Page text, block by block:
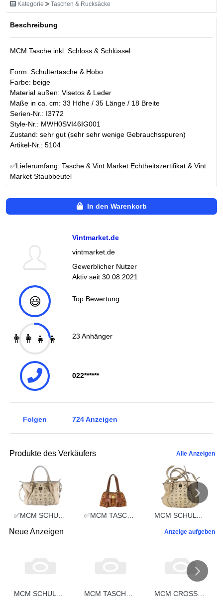
Kategorie Taschen & Rucksäcke
Beschreibung
MCM Tasche inkl. Schloss & Schlüssel
Form: Schultertasche & Hobo
Farbe: beige
Material außen: Visetos & Leder
Maße in ca. cm: 33 Höhe / 35 Länge / 18 Breite
Serien-Nr.: I3772
Style-Nr.: MWH0SVI46IG001
Zustand: sehr gut (sehr sehr wenige Gebrauchsspuren)
Artikel-Nr.: 5104
✅Lieferumfang: Tasche & Vint Market Echtheitszertifikat & Vint
Market Staubbeutel
In den Warenkorb
Vintmarket.de
vintmarket.de
Gewerblicher Nutzer
Aktiv seit 30.08.2021
😃 Top Bewertung
👨‍👩‍👧‍👦 23 Anhänger
022******
Folgen 724Anzeigen
Produkte des Verkäufers Alle Anzeigen
Neue Anzeigen Anzeige aufgeben